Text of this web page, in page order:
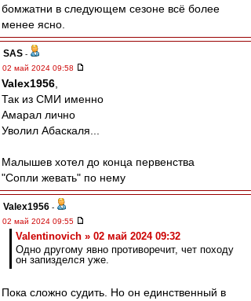
бомжатни в следующем сезоне всё более
менее ясно.
SAS -
02 май 2024 09:58
Valex1956
Так из СМИ именно
Амарал лично
Уволил Абаскаля...
Малышев хотел до конца первенства
"Сопли жевать" по нему
Valex1956 -
02 май 2024 09:55
Valentinovich » 02 май 2024 09:32
Одно другому явно противоречит, чет походу
он запизделся уже.
Пока сложно судить. Но он единственный в